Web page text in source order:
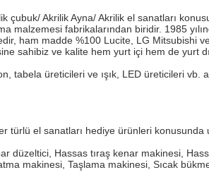
çubuk/ Akrilik Ayna/ Akrilik el sanatları
malzemesi fabrikalarından biridir. 1985
ham madde %100 Lucite, LG Mitsubishi
sahibiz ve kalite hem yurt içi hem de yurt
tabela üreticileri ve ışık, LED üreticileri vb.
türlü el sanatları hediye ürünleri konusunda
düzeltici, Hassas tıraş kenar makinesi,
makinesi, Taşlama makinesi, Sıcak